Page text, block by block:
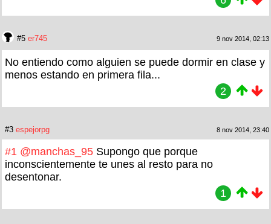
#5 er745 9 nov 2014, 02:13
No entiendo como alguien se puede dormir en clase y
menos estando en primera fila...
2
#3 espejorpg 8 nov 2014, 23:40
#1 @manchas_95 Supongo que porque
inconscientemente te unes al resto para no
desentonar.
1